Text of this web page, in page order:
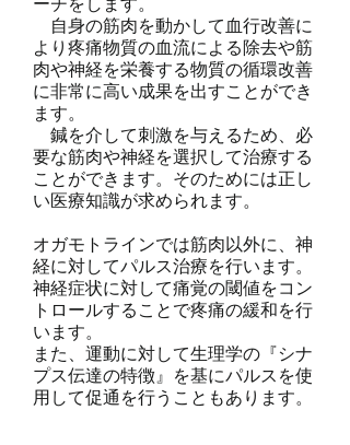
ーチをします。
自身の筋肉を動かして血行改善に
より疼痛物質の血流による除去や筋
肉や神経を栄養する物質の循環改善
に非常に高い成果を出すことができ
ます。
鍼を介して刺激を与えるため、必
要な筋肉や神経を選択して治療する
ことができます。そのためには正し
い医療知識が求められます。
オガモトラインでは筋肉以外に、神
経に対してパルス治療を行います。
神経症状に対して痛覚の閾値をコン
トロールすることで疼痛の緩和を行
います。
また、運動に対して生理学の『シナ
プス伝達の特徴』を基にパルスを使
用して促通を行うこともあります。